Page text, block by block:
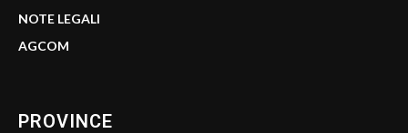
NOTE LEGALI
AGCOM
PROVINCE